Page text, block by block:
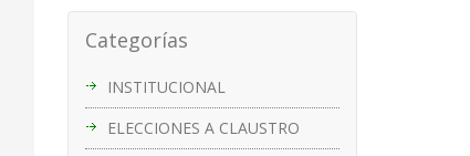
Categorías
INSTITUCIONAL
ELECCIONES A CLAUSTRO